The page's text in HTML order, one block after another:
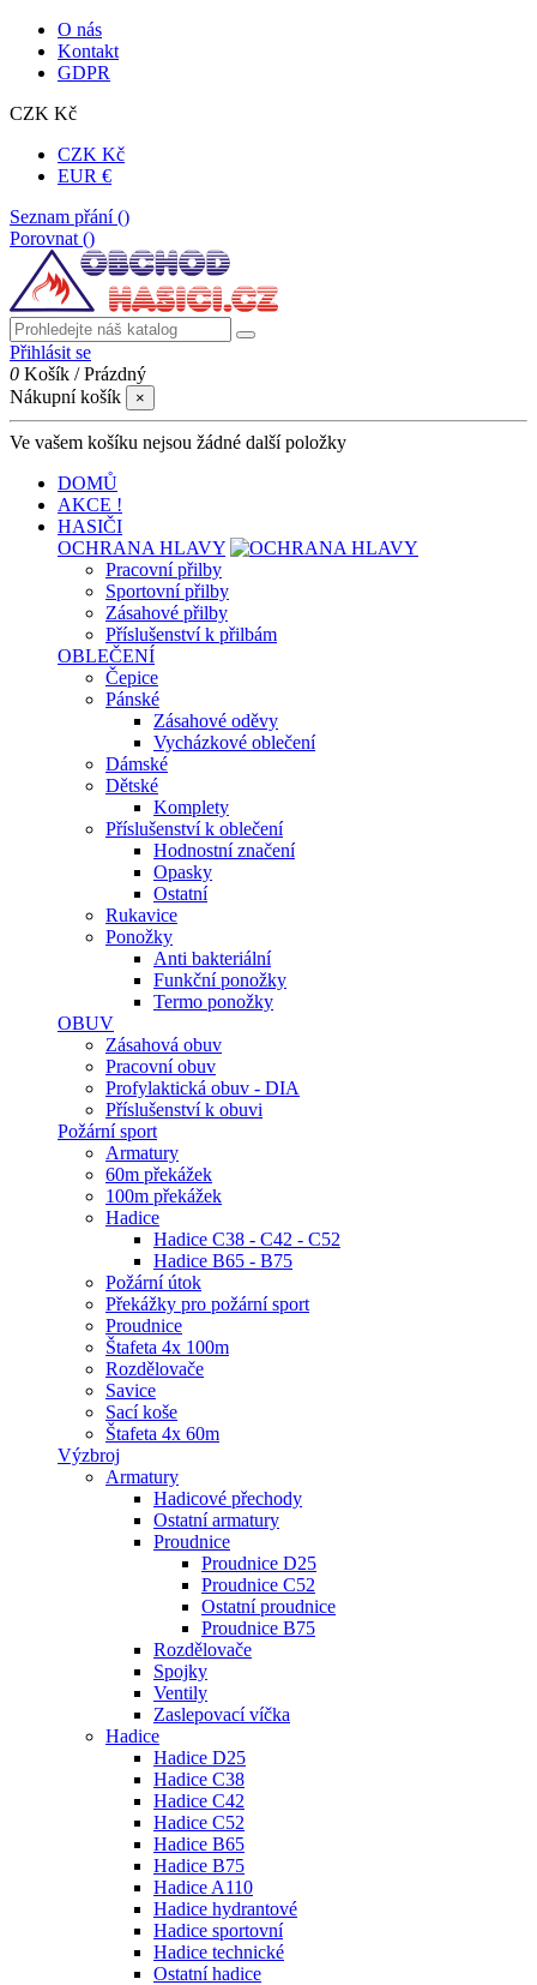
O nás
Kontakt
GDPR
CZK Kč
CZK Kč
EUR €
Seznam přání ()
Porovnat ()
Přihlásit se
0 Košík /Prázdný
Nákupní košík
×
Ve vašem košíku nejsou žádné další položky
DOMŮ
AKCE !
HASIČI
OCHRANA HLAVY
Pracovní přilby
Sportovní přilby
Zásahové přilby
Příslušenství k přilbám
OBLEČENÍ
Čepice
Pánské
Zásahové oděvy
Vycházkové oblečení
Dámské
Dětské
Komplety
Příslušenství k oblečení
Hodnostní značení
Opasky
Ostatní
Rukavice
Ponožky
Anti bakteriální
Funkční ponožky
Termo ponožky
OBUV
Zásahová obuv
Pracovní obuv
Profylaktická obuv - DIA
Příslušenství k obuvi
Požární sport
Armatury
60m překážek
100m překážek
Hadice
Hadice C38 - C42 - C52
Hadice B65 - B75
Požární útok
Překážky pro požární sport
Proudnice
Štafeta 4x 100m
Rozdělovače
Savice
Sací koše
Štafeta 4x 60m
Výzbroj
Armatury
Hadicové přechody
Ostatní armatury
Proudnice
Proudnice D25
Proudnice C52
Ostatní proudnice
Proudnice B75
Rozdělovače
Spojky
Ventily
Zaslepovací víčka
Hadice
Hadice D25
Hadice C38
Hadice C42
Hadice C52
Hadice B65
Hadice B75
Hadice A110
Hadice hydrantové
Hadice sportovní
Hadice technické
Ostatní hadice